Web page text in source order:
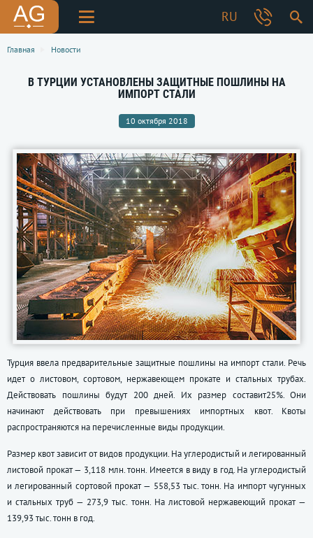
RU
Главная Новости
В ТУРЦИИ УСТАНОВЛЕНЫ ЗАЩИТНЫЕ ПОШЛИНЫ НА
ИМПОРТ СТАЛИ
10 октября 2018
Турция ввела предварительные защитные пошлины на импорт стали. Речь
идет о листовом, сортовом, нержавеющем прокате и стальных трубах.
Действовать пошлины будут 200 дней. Их размер составит25%. Они
начинают действовать при превышениях импортных квот. Квоты
распространяются на перечисленные виды продукции.
Размер квот зависит от видов продукции. На углеродистый и легированный
листовой прокат — 3,118 млн. тонн. Имеется в виду в год. На углеродистый
и легированный сортовой прокат — 558,53 тыс. тонн. На импорт чугунных
и стальных труб — 273,9 тыс. тонн. На листовой нержавеющий прокат —
139,93 тыс. тонн в год.